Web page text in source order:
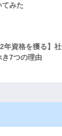
てみた
年資格を獲る】
き7つの理由